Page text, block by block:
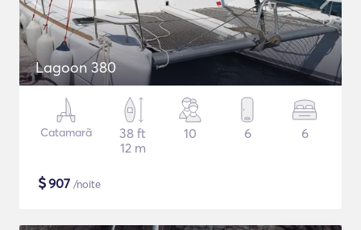
Lagoon 380
Catamarã
38 ft
12 m
10 6 6
$907 /noite